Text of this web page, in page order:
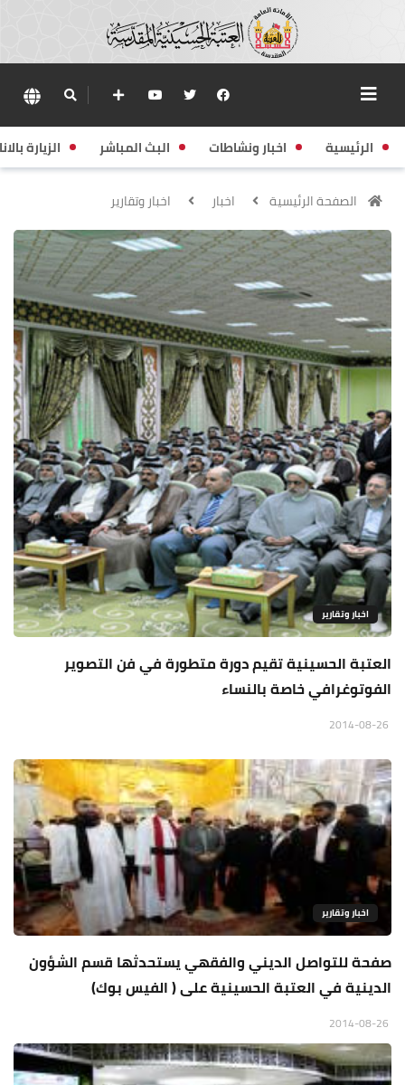
الرئيسية اخبار ونشاطات البث المباشر الزيارة
الصفحة الرئيسية اخبار اخبار وتقارير
اخبار وتقارير
العتبة الحسينية تقيم دورة متطورة في فن التصوير
الفوتوغرافي خاصة بالنساء
اخبار وتقارير
صفحة للتواصل الديني والفقهي يستحدثها قسم الشؤون
الدينية في العتبة الحسينية على ( الفيس بوك)